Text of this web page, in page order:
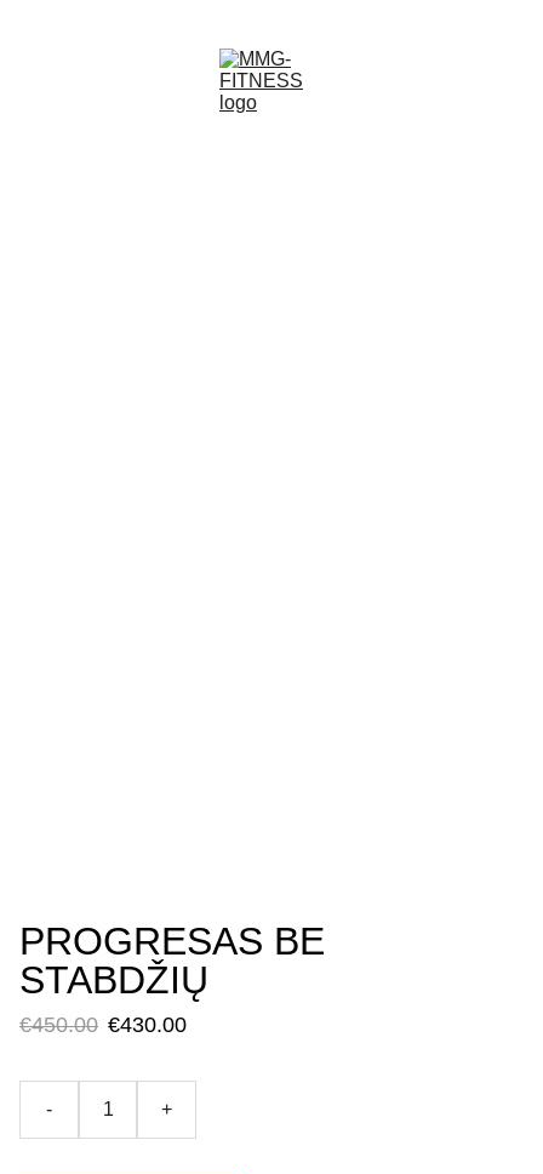
PROGRESAS BE
STABDŽIŲ
€450.00 €430.00
- +